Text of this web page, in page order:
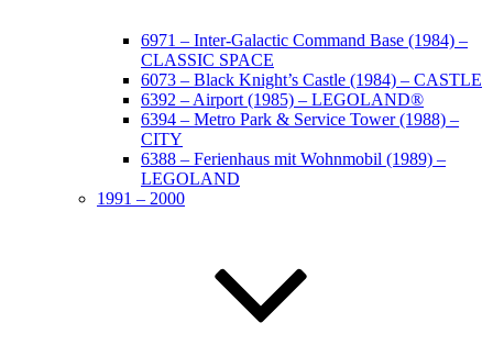
6971 – Inter-Galactic Command Base (1984) –
CLASSIC SPACE
6073 – Black Knight’s Castle (1984) – CASTLE
6392 – Airport (1985) – LEGOLAND®
6394 – Metro Park & Service Tower (1988) –
CITY
6388 – Ferienhaus mit Wohnmobil (1989) –
LEGOLAND
1991 – 2000